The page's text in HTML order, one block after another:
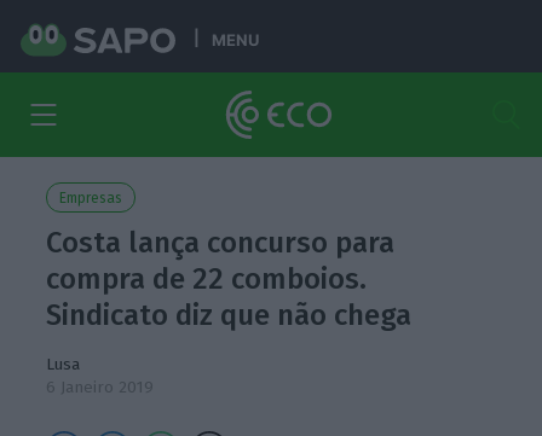
MENU
Empresas
Costa lança concurso para
compra de 22 comboios.
Sindicato diz que não chega
Lusa
6 Janeiro 2019